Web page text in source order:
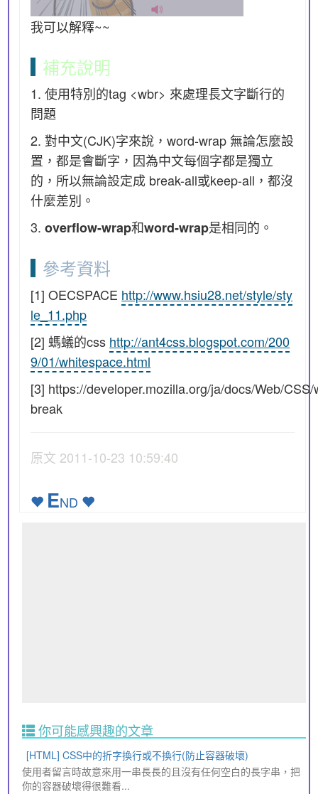
我可以解釋~~
補充說明
1. 使用特別的tag <wbr> 來處理長文字斷行的
問題
2. 對中文(CJK)字來說，word-wrap 無論怎麼設
置，都是會斷字，因為中文每個字都是獨立
的，所以無論設定成 break-all或keep-all，都沒
什麼差別。
3.overflow-wrap和word-wrap是相同的。
參考資料
[1] OECSPACE http://www.hsiu28.net/style/sty
le_11.php
[2] 螞蟻的css http://ant4css.blogspot.com/200
9/01/whitespace.html
[3] https://developer.mozilla.org/ja/docs/Web/CSS/
break
原文 2011-10-23 10:59:40
END
你可能感興趣的文章
[HTML] CSS中的折字換行或不換行(防止容器破壞)
使用者留言時故意來用一串長長的且沒有任何空白的長字串，把
你的容器破壞得很難看...